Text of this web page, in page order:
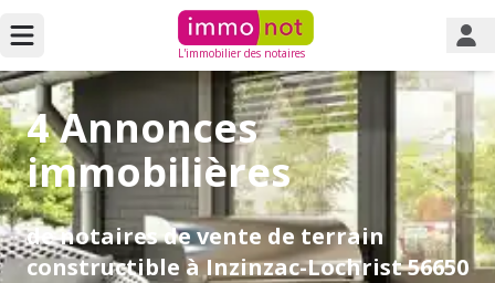
L'immobilier des notaires
4 Annonces
immobilières
de notaires de vente de terrain
constructible à Inzinzac-Lochrist 56650